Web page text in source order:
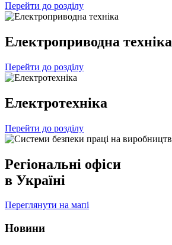
Перейти до розділу
Електроприводна техніка
Перейти до розділу
Електротехніка
Перейти до розділу
Регіональні офіси
в Україні
Переглянути на мапі
Новини